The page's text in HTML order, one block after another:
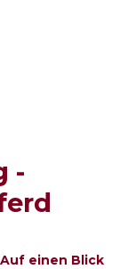
-
Auf einen Blick